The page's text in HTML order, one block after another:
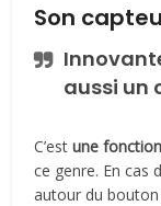
Son
aussi un
C’estune
ce genre. En cas
autour du bouton